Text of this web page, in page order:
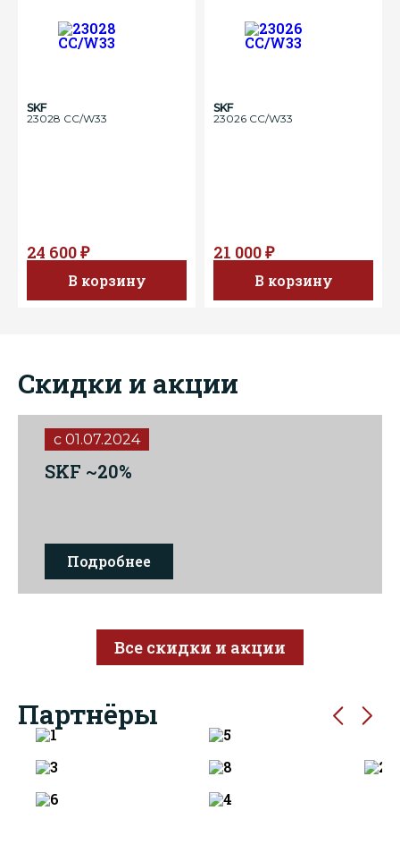
SKF
23028 CC/W33
24 600 ₽
В корзину
SKF
23026 CC/W33
21 000 ₽
В корзину
Скидки и акции
c 01.07.2024
SKF ~20%
Подробнее
Все скидки и акции
Партнёры